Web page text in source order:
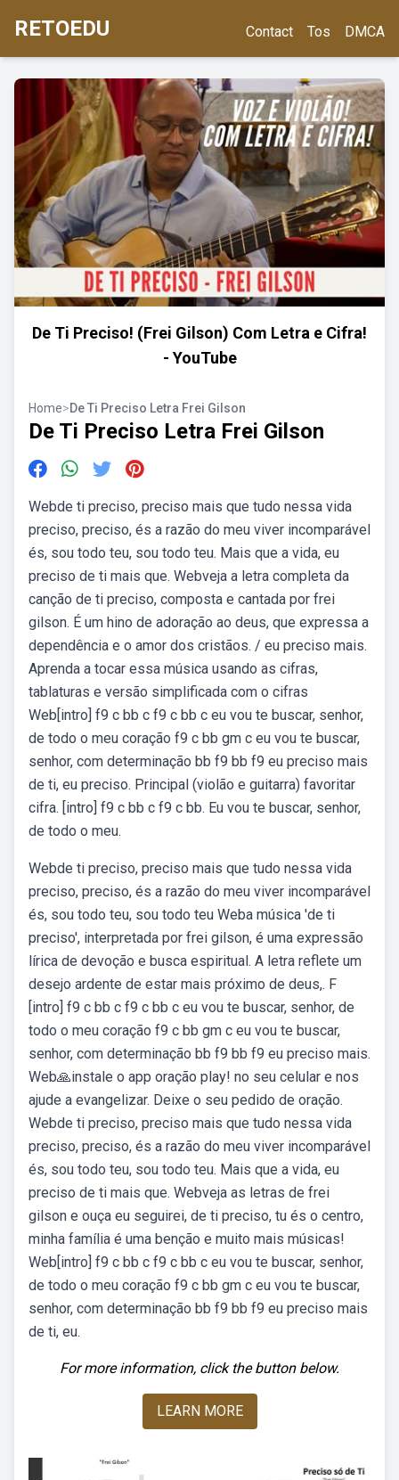
RETOEDU Contact Tos DMCA
De Ti Preciso! (Frei Gilson) Com Letra e Cifra!
- YouTube
Home>De Ti Preciso Letra Frei Gilson
De Ti Preciso Letra Frei Gilson
Webde ti preciso, preciso mais que tudo nessa vida
preciso, preciso, és a razão do meu viver incomparável
és, sou todo teu, sou todo teu. Mais que a vida, eu
preciso de ti mais que. Webveja a letra completa da
canção de ti preciso, composta e cantada por frei
gilson. É um hino de adoração ao deus, que expressa a
dependência e o amor dos cristãos. / eu preciso mais.
Aprenda a tocar essa música usando as cifras,
tablaturas e versão simplificada com o cifras
Web[intro] f9 c bb c f9 c bb c eu vou te buscar, senhor,
de todo o meu coração f9 c bb gm c eu vou te buscar,
senhor, com determinação bb f9 bb f9 eu preciso mais
de ti, eu preciso. Principal (violão e guitarra) favoritar
cifra. [intro] f9 c bb c f9 c bb. Eu vou te buscar, senhor,
de todo o meu.
Webde ti preciso, preciso mais que tudo nessa vida
preciso, preciso, és a razão do meu viver incomparável
és, sou todo teu, sou todo teu Weba música 'de ti
preciso', interpretada por frei gilson, é uma expressão
lírica de devoção e busca espiritual. A letra reflete um
desejo ardente de estar mais próximo de deus,. F
[intro] f9 c bb c f9 c bb c eu vou te buscar, senhor, de
todo o meu coração f9 c bb gm c eu vou te buscar,
senhor, com determinação bb f9 bb f9 eu preciso mais.
Web🙏instale o app oração play! no seu celular e nos
ajude a evangelizar. Deixe o seu pedido de oração.
Webde ti preciso, preciso mais que tudo nessa vida
preciso, preciso, és a razão do meu viver incomparável
és, sou todo teu, sou todo teu. Mais que a vida, eu
preciso de ti mais que. Webveja as letras de frei
gilson e ouça eu seguirei, de ti preciso, tu és o centro,
minha família é uma benção e muito mais músicas!
Web[intro] f9 c bb c f9 c bb c eu vou te buscar, senhor,
de todo o meu coração f9 c bb gm c eu vou te buscar,
senhor, com determinação bb f9 bb f9 eu preciso mais
de ti, eu.
For more information, click the button below.
LEARN MORE